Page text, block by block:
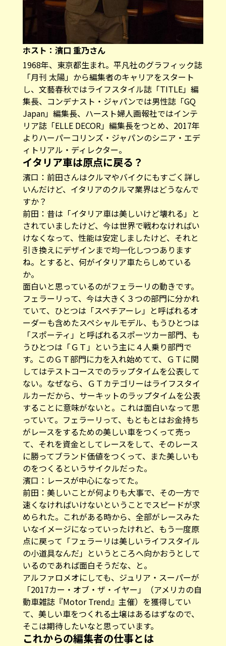
ホスト：濱口 重乃さん
1968年、東京都生まれ。平凡社のグラフィック誌
「月刊 太陽」から編集者のキャリアをスタート
し、文藝春秋ではライフスタイル誌「TITLE」編
集長、コンデナスト・ジャパンでは男性誌「GQ
Japan」編集長、ハースト婦人画報社ではインテ
リア誌「ELLE DECOR」編集長をつとめ、2017年
よりハーパーコリンズ・ジャパンのシニア・エデ
ィトリアル・ディレクター。
イタリア車は原点に戻る？
濱口：前田さんはクルマやバイクにもすごく詳し
いんだけど、イタリアのクルマ業界はどうなんで
すか？
前田：昔は「イタリア車は美しいけど壊れる」と
されていましたけど、今は世界で戦わなければい
けなくなって、性能は安定しましたけど、それと
引き換えにデザインまで均一化しつつあります
ね。とすると、何がイタリア車たらしめている
か。
面白いと思っているのがフェラーリの動きです。
フェラーリって、今は大きく３つの部門に分かれ
ていて、ひとつは「スペチアーレ」と呼ばれるオ
ーダーも含めたスペシャルモデル、もうひとつは
「スポーティ」と呼ばれるスポーツカー部門、も
うひとつは「ＧＴ」という主に４人乗り部門で
す。このＧＴ部門に力を入れ始めてて、ＧＴに関
してはテストコースでのラップタイムを公表して
ない。なぜなら、ＧＴカテゴリーはライフスタイ
ルカーだから、サーキットのラップタイムを公表
することに意味がないと。これは面白いなって思
っていて。フェラーリって、もともとはお金持ち
がレースをするための美しい車をつくって売っ
て、それを資金としてレースをして、そのレース
に勝ってブランド価値をつくって、また美しいも
のをつくるというサイクルだった。
濱口：レースが中心になってた。
前田：美しいことが何よりも大事で、その一方で
速くなければいけないということでスピードが求
められた。これがある時から、全部がレースみた
いなイメージになっていったけれど、もう一度原
点に戻って「フェラーリは美しいライフスタイル
の小道具なんだ」というところへ向かおうとして
いるのであれば面白そうだな、と。
アルファロメオにしても、ジュリア・スーパーが
「2017カー・オブ・ザ・イヤー」（アメリカの自
動車雑誌『Motor Trend』主催）を獲得してい
て、美しい車をつくれる土壌はあるはずなので、
そこは期待したいなと思っています。
これからの編集者の仕事とは